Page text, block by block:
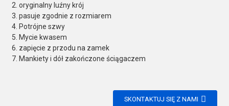
2. oryginalny luźny krój
3. pasuje zgodnie z rozmiarem
4. Potrójne szwy
5. Mycie kwasem
6. zapięcie z przodu na zamek
7. Mankiety i dół zakończone ściągaczem
SKONTAKTUJ SIĘ Z NAMI